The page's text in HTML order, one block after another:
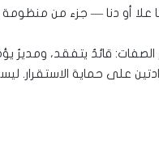
أو دنا — جزء من منظومة
قائدٌ يتفقد، ومديرٌ
على حماية الاستقرار.